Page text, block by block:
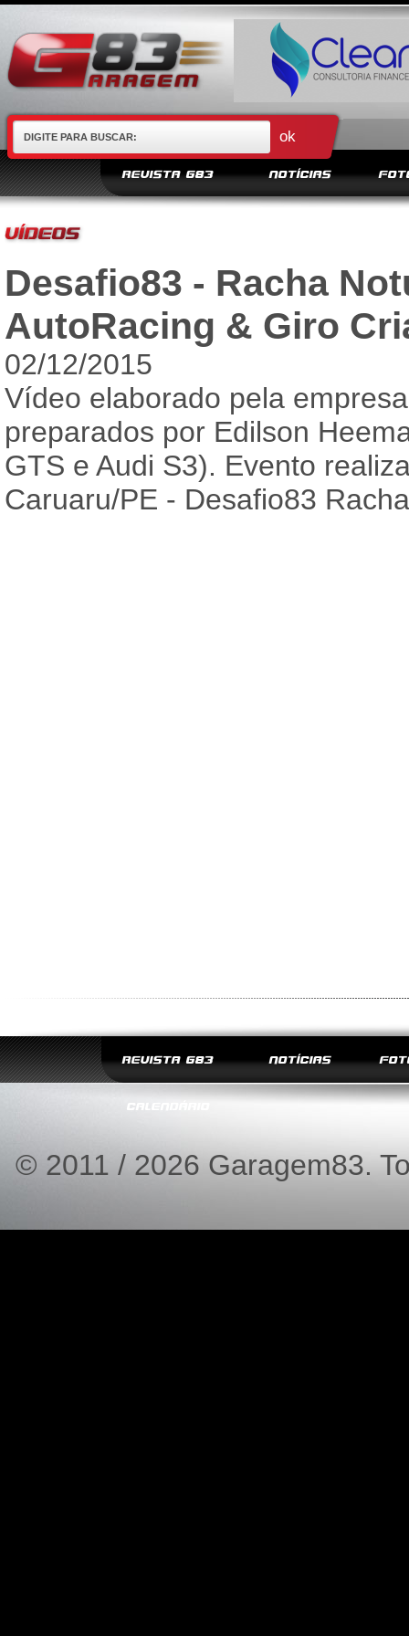
REVISTA G83 NOTÍCIAS
Desafio83 - Racha
AutoRacing & Giro
02/12/2015
Vídeo elaborado pela
preparados por Edilson
GTS e Audi S3). Evento
Caruaru/PE - Desafio83
REVISTA G83 NOTÍCIAS
CALENDÁRIO
© 2011 / 2026 Garagem83.